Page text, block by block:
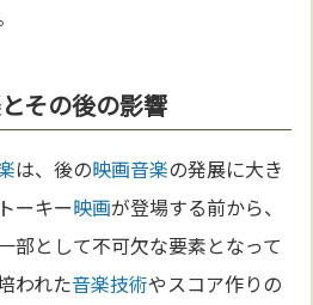
その後の影響
は、後の映画音楽の発展に大き
ーキー映画が登場する前から、
部として不可欠な要素となって
われた音楽技術やスコア作りの